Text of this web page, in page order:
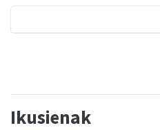
Ikusienak